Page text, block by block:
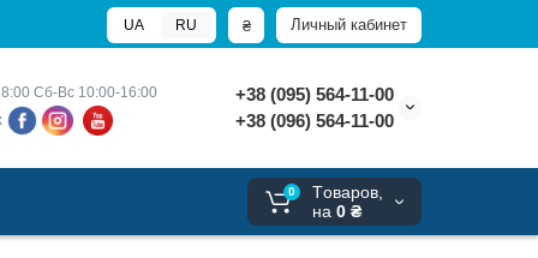
Личный кабинет
₴
UA RU
Сб-Вс 10:00-16:00
+38 (095) 564-11-00
+38 (096) 564-11-00
0
Tоваров,
на 0 ₴